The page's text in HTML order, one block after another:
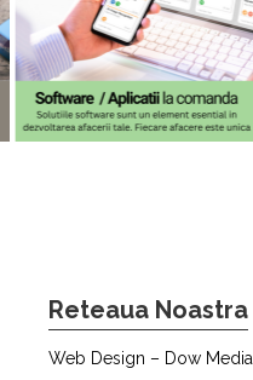
Reteaua Noastra
Web Design – Dow Media